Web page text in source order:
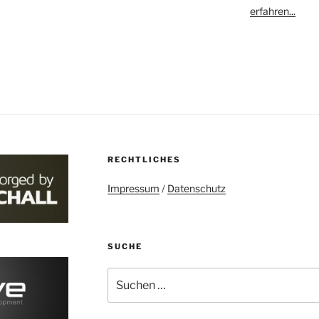
erfahren...
RECHTLICHES
Impressum / Datenschutz
SUCHE
nach: